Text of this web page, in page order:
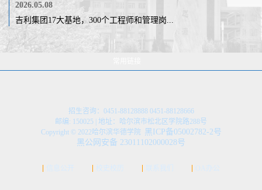
2026.05.08
吉利集团17大基地，300个工程师和管理岗...
招生咨询：0451-88128888 0451-88128666
邮编: 150025 | 地址：哈尔滨市松北区学院路288号
Copyright © 2022哈尔滨华德学院 黑ICP备05002782-2号
黑公网安备 23011102000028号